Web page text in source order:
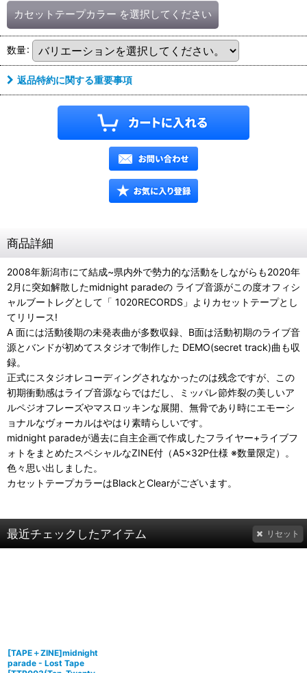
カセットテープカラー を選択してください
数量:
返品特約に関する重要事項
商品詳細
2008年新潟市にて結成~県内外で勢力的な活動をしながらも2020年
2月に突如解散したmidnight paradeの ライブ音源がこの度オフィシ
ャルブートレグとして「 1020RECORDS」よりカセットテープとし
てリリース!
A 面には活動後期の未発表曲が多数収録、B面は活動初期のライブ音
源とバンドが初めてスタジオで制作した DEMO(secret track)曲も収
録。
正式にスタジオレコーディングされなかったのは残念ですが、この
初期衝動感はライブ音源ならではだし、ミッパレ節炸裂の美しいア
ルペジオフレーズやマスロッキンな展開、無骨であり時にエモーシ
ョナルなヴォーカルはやはり素晴らしいです。
midnight paradeが過去に自主企画で作成したフライヤー+ライブフ
ォトをまとめたスペシャルなZINE付（A5×32P仕様 ※数量限定）。
色々思い出しました。
カセットテープカラーはBlackとClearがございます。
最近チェックしたアイテム リセット
[TAPE＋ZINE]midnight
parade - Lost Tape